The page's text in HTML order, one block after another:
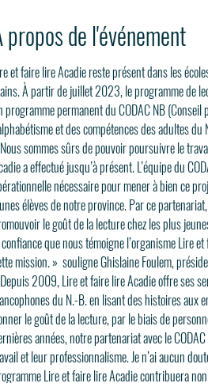
propos de l'événement
et faire lire Acadie reste présent dans les
À partir de juillet 2023, le programme de
programme permanent du CODAC NB (Conseil
et des compétences des adultes
sommes sûrs de pouvoir poursuivre le
a effectué jusqu’à présent. L’équipe du
nécessaire pour mener à bien ce
élèves de notre province. Par ce
le goût de la lecture chez les plus
que nous témoigne l’organisme Lire
mission. »  souligne Ghislaine Foulem,
2009, Lire et faire lire Acadie offre ses
du N.-B. en lisant des histoires aux
le goût de la lecture, par le biais de
années, notre partenariat avec le
et leur professionnalisme. Je n’ai aucun
Lire et faire lire Acadie contribuera